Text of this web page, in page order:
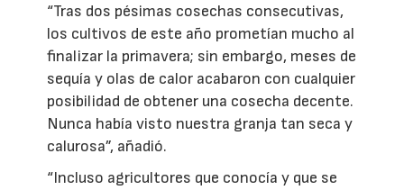
“Tras dos pésimas cosechas consecutivas,
los cultivos de este año prometían mucho al
finalizar la primavera; sin embargo, meses de
sequía y olas de calor acabaron con cualquier
posibilidad de obtener una cosecha decente.
Nunca había visto nuestra granja tan seca y
calurosa”, añadió.
“Incluso agricultores que conocía y que se